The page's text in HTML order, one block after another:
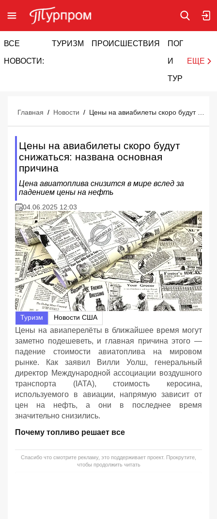
ВСЕ
НОВОСТИ:
ТУРИЗМ ПРОИСШЕСТВИЯ ПОГОДА
И
ТУРИЗМ
ЕЩЕ
Главная / Новости /
Цены на авиабилеты скоро будут
снижаться: названа основная
причина
Цена авиатоплива снизится в мире вслед за
падением цены на нефть
04.06.2025 12:03
Туризм Новости США
Цены на авиаперелёты в ближайшее время могут
заметно подешеветь, и главная причина этого —
падение стоимости авиатоплива на мировом
рынке. Как заявил Вилли Уолш, генеральный
директор Международной ассоциации воздушного
транспорта (IATA), стоимость керосина,
используемого в авиации, напрямую зависит от
цен на нефть, а они в последнее время
значительно снизились.
Почему топливо решает все
Спасибо что смотрите рекламу, это поддерживает проект. Прокрутите,
чтобы продолжить читать